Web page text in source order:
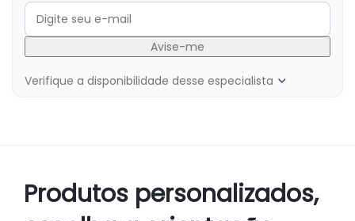
Verifique a disponibilidade desse especialista
Produtos personalizados,